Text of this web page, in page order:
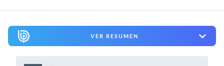
VER RESUMEN